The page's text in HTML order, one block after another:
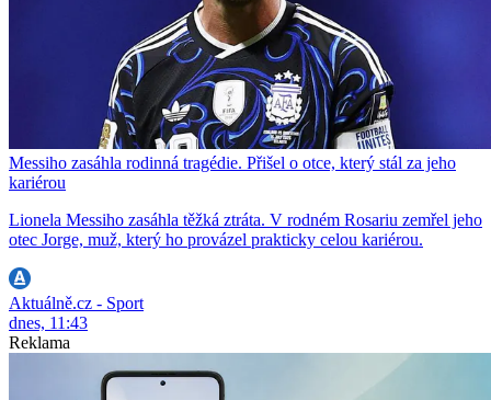
Messiho zasáhla rodinná tragédie. Přišel o otce, který stál za jeho
kariérou
Lionela Messiho zasáhla těžká ztráta. V rodném Rosariu zemřel jeho
otec Jorge, muž, který ho provázel prakticky celou kariérou.
Aktuálně.cz - Sport
dnes, 11:43
Reklama